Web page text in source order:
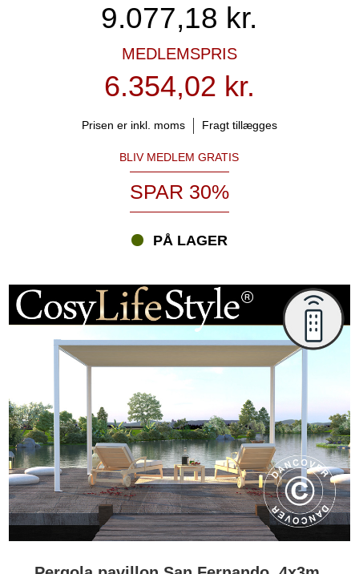
9.077,18 kr.
MEDLEMSPRIS
6.354,02 kr.
Prisen er inkl. moms Fragt tillægges
BLIV MEDLEM GRATIS
SPAR 30%
PÅ LAGER